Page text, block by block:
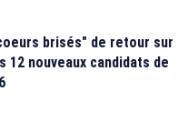
brisés" de retour sur
12 nouveaux candidats de